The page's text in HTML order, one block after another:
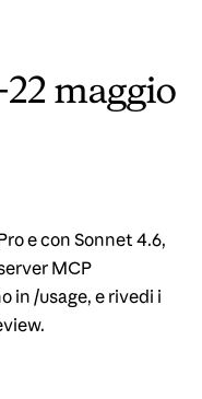
maggio
e con Sonnet 4.6,
MCP
in /usage, e rivedi i